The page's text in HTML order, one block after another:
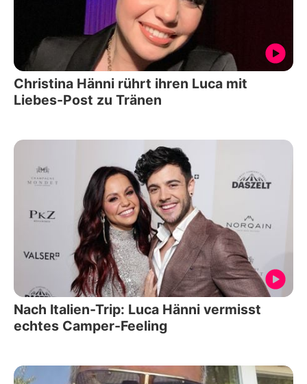
Christina Hänni rührt ihren Luca mit
Liebes-Post zu Tränen
Nach Italien-Trip: Luca Hänni vermisst
echtes Camper-Feeling